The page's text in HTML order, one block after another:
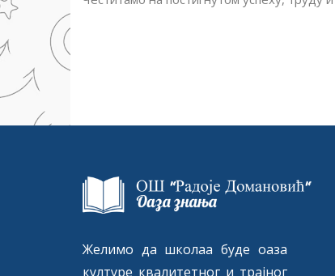
Желимо да школаа буде оаза
културе квалитетног и трајног